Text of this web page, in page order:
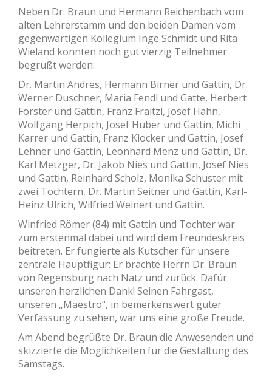
Neben Dr. Braun und Hermann Reichenbach vom
alten Lehrerstamm und den beiden Damen vom
gegenwärtigen Kollegium Inge Schmidt und Rita
Wieland konnten noch gut vierzig Teilnehmer
begrüßt werden:
Dr. Martin Andres, Hermann Birner und Gattin, Dr.
Werner Duschner, Maria Fendl und Gatte, Herbert
Forster und Gattin, Franz Fraitzl, Josef Hahn,
Wolfgang Herpich, Josef Huber und Gattin, Michi
Karrer und Gattin, Franz Klocker und Gattin, Josef
Lehner und Gattin, Leonhard Menz und Gattin, Dr.
Karl Metzger, Dr. Jakob Nies und Gattin, Josef Nies
und Gattin, Reinhard Scholz, Monika Schuster mit
zwei Töchtern, Dr. Martin Seitner und Gattin, Karl-
Heinz Ulrich, Wilfried Weinert und Gattin.
Winfried Römer (84) mit Gattin und Tochter war
zum erstenmal dabei und wird dem Freundeskreis
beitreten. Er fungierte als Kutscher für unsere
zentrale Hauptfigur: Er brachte Herrn Dr. Braun
von Regensburg nach Natz und zurück. Dafür
unseren herzlichen Dank! Seinen Fahrgast,
unseren „Maestro“, in bemerkenswert guter
Verfassung zu sehen, war uns eine große Freude.
Am Abend begrüßte Dr. Braun die Anwesenden und
skizzierte die Möglichkeiten für die Gestaltung des
Samstags.